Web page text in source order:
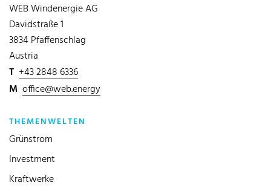
WEB Windenergie AG
Davidstraße 1
3834 Pfaffenschlag
Austria
T +43 2848 6336
M office@web.energy
THEMENWELTEN
Grünstrom
Investment
Kraftwerke